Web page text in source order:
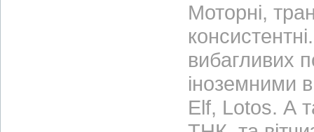
Моторні,
вибагливих
іноземними
Elf, Lotos. А